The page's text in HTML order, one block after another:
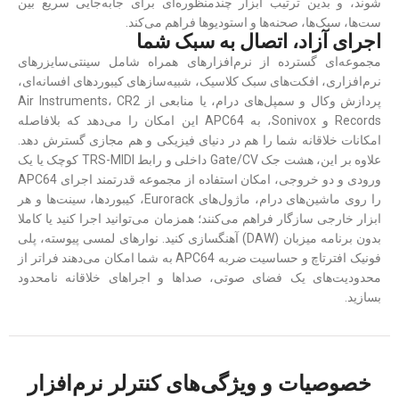
ست‌ها، سبک‌ها، صحنه‌ها و استودیوها فراهم می‌کند.
اجرای آزاد، اتصال به سبک شما
مجموعه‌ای گسترده از نرم‌افزارهای همراه شامل سینتی‌سایزرهای
نرم‌افزاری، افکت‌های سبک کلاسیک، شبیه‌سازهای کیبوردهای افسانه‌ای،
پردازش وکال و سمپل‌های درام، یا منابعی از Air Instruments، CR2
Records و Sonivox، به APC64 این امکان را می‌دهد که بلافاصله
امکانات خلاقانه شما را هم در دنیای فیزیکی و هم مجازی گسترش دهد.
علاوه بر این، هشت جک Gate/CV داخلی و رابط TRS-MIDI کوچک یا یک
ورودی و دو خروجی، امکان استفاده از مجموعه قدرتمند اجرای APC64
را روی ماشین‌های درام، ماژول‌های Eurorack، کیبوردها، سینت‌ها و هر
ابزار خارجی سازگار فراهم می‌کنند؛ همزمان می‌توانید اجرا کنید یا کاملا
بدون برنامه میزبان (DAW) آهنگسازی کنید. نوارهای لمسی پیوسته، پلی
فونیک افترتاچ و حساسیت ضربه APC64 به شما امکان می‌دهند فراتر از
محدودیت‌های یک فضای صوتی، صداها و اجراهای خلاقانه نامحدود
بسازید.
خصوصیات و ویژگی‌های کنترلر نرم‌افزار